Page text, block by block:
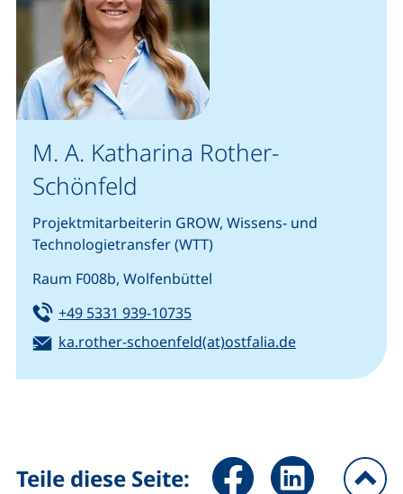
M. A. Katharina Rother-
Schönfeld
Projektmitarbeiterin GROW, Wissens- und
Technologietransfer (WTT)
Raum F008b, Wolfenbüttel
Tel:
+49 5331 939-10735(startet einen Telefonanruf,
E-Mail:
ka.rother-schoenfeld(at)ostfalia.de(öffnet Ihr E-
Teile diese Seite: Seite über Facebook teilen
Seite über